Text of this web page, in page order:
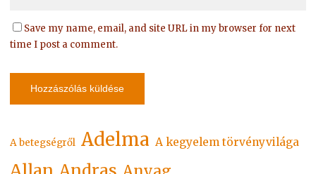
Save my name, email, and site URL in my browser for next
time I post a comment.
A betegségről Adelma A kegyelem törvényvilága